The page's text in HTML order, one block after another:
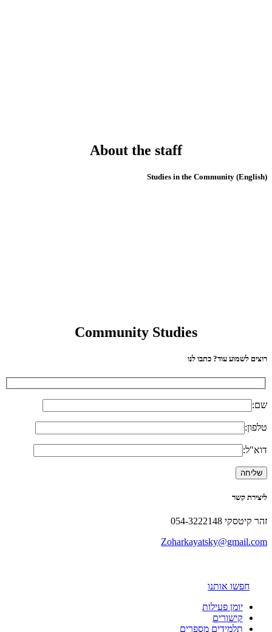
About the staff
(English) Studies in the Community
Community Studies
רוצים לשמוע עוד? כתבו לנו
שם:
טלפון:
דוא"ל:
ליצירת קשר
זהר קיטסקי 054-3222148
Zoharkayatsky@gmail.com
חפשו אותנו
יומן פעילות
קישורים
תלמידים מספרים